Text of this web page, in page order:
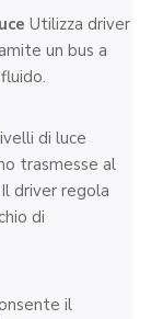
Utilizza driver
un bus a
di luce
trasmesse al
driver regola
di
il